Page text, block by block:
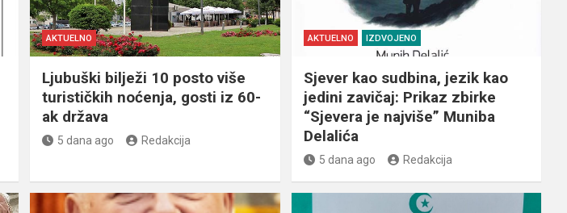
AKTUELNO
Ljubuški bilježi 10 posto više
turističkih noćenja, gosti iz 60-
ak država
5 dana ago Redakcija
AKTUELNO IZDVOJENO
Sjever kao sudbina, jezik kao
jedini zavičaj: Prikaz zbirke
“Sjevera je najviše” Muniba
Delalića
5 dana ago Redakcija